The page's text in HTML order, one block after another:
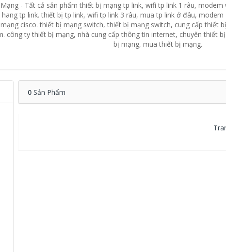
- Tất cả sản phẩm thiết bị mạng tp link, wifi tp link 1 râu,
hang tp link. thiết bị tp link, wifi tp link 3 râu, mua tp link ở đâu,
cisco. thiết bị mạng switch, thiết bị mạng switch, cung cấp thiết
công ty thiết bị mạng, nhà cung cấp thông tin internet, chuyên thiết
bị mạng, mua thiết bị mạng.
0Sản Phẩm